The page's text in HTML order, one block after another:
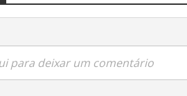
para deixar um comentário